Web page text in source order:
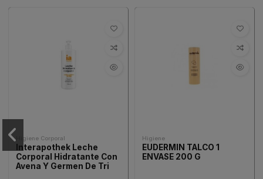
Higiene Corporal
Interapothek Leche
Corporal Hidratante Con
Avena Y Germen De Tri
Higiene
EUDERMIN TALCO 1
ENVASE 200 G